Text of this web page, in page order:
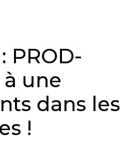
PROD-
à une
dans les
!